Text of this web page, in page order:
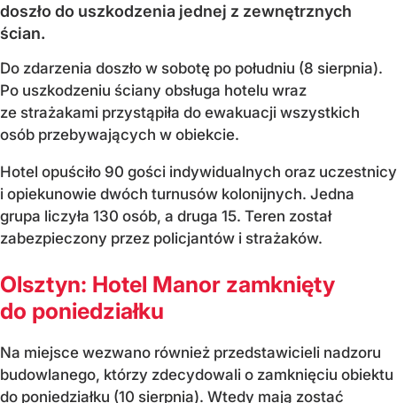
doszło do uszkodzenia jednej z zewnętrznych
ścian.
Do zdarzenia doszło w sobotę po południu (8 sierpnia).
Po uszkodzeniu ściany obsługa hotelu wraz
ze strażakami przystąpiła do ewakuacji wszystkich
osób przebywających w obiekcie.
Hotel opuściło 90 gości indywidualnych oraz uczestnicy
i opiekunowie dwóch turnusów kolonijnych. Jedna
grupa liczyła 130 osób, a druga 15. Teren został
zabezpieczony przez policjantów i strażaków.
Olsztyn: Hotel Manor zamknięty
do poniedziałku
Na miejsce wezwano również przedstawicieli nadzoru
budowlanego, którzy zdecydowali o zamknięciu obiektu
do poniedziałku (10 sierpnia). Wtedy mają zostać